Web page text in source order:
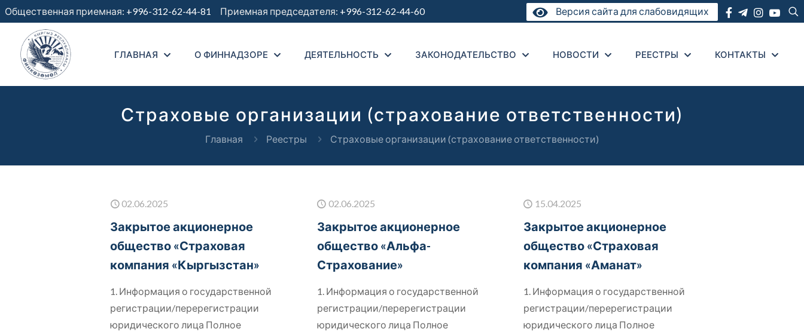
Общественная приемная: +996-312-62-44-81 Приемная председателя: +996-312-62-44-60 Версия сайта для слабовидящих
ГЛАВНАЯ О ФИННАДЗОРЕ ДЕЯТЕЛЬНОСТЬ ЗАКОНОДАТЕЛЬСТВО НОВОСТИ РЕЕСТРЫ КОНТАКТЫ
Страховые организации (страхование ответственности)
Главная Реестры Страховые организации (страхование ответственности)
02.06.2025
Закрытое акционерное
общество «Страховая
компания «Кыргызстан»
1. Информация о государственной
регистрации/перерегистрации
юридического лица Полное
02.06.2025
Закрытое акционерное
общество «Альфа-
Страхование»
1. Информация о государственной
регистрации/перерегистрации
юридического лица Полное
15.04.2025
Закрытое акционерное
общество «Страховая
компания «Аманат»
1. Информация о государственной
регистрации/перерегистрации
юридического лица Полное